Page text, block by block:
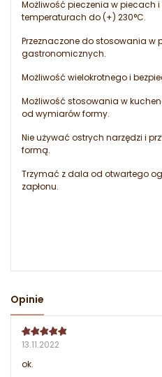
Możliwość pieczenia w piecach
temperaturach do (+) 230°C.
Przeznaczone do stosowania
gastronomicznych.
Możliwość wielokrotnego i
Możliwość stosowania w
od wymiarów formy.
Nie używać ostrych narzędzi i
formą.
Trzymać z dala od otwartego
zapłonu.
Opinie
13.11.2022
ok.